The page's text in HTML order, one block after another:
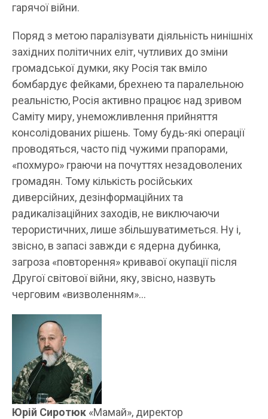
гарячої війни.
Поряд з метою паралізувати діяльність нинішніх
західних політичних еліт, чутливих до зміни
громадської думки, яку Росія так вміло
бомбардує фейками, брехнею та паралельною
реальністю, Росія активно працює над зривом
Саміту миру, унеможливлення прийняття
консолідованих рішень. Тому будь-які операції
проводяться, часто під чужими прапорами,
«похмуро» граючи на почуттях незадоволених
громадян. Тому кількість російських
диверсійних, дезінформаційних та
радикалізаційних заходів, не виключаючи
терористичних, лише збільшуватиметься. Ну і,
звісно, ​​в запасі завжди є ядерна дубинка,
загроза «повторення» кривавої окупації після
Другої світової війни, яку, звісно, ​​назвуть
черговим «визволенням»…
Юрій Сиротюк «Мамай», директор